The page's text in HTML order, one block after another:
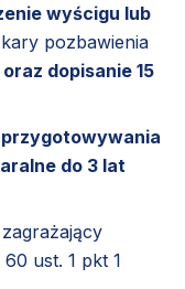
wyścigu lub
pozbawienia
dopisanie 15
przygotowywania
do 3 lat
ust. 1 pkt 1